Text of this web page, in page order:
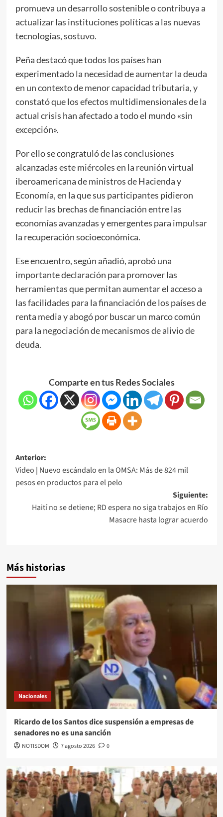
promueva un desarrollo sostenible o contribuya a
actualizar las instituciones políticas a las nuevas
tecnologías, sostuvo.
Peña destacó que todos los países han
experimentado la necesidad de aumentar la deuda
en un contexto de menor capacidad tributaria, y
constató que los efectos multidimensionales de la
actual crisis han afectado a todo el mundo «sin
excepción».
Por ello se congratuló de las conclusiones
alcanzadas este miércoles en la reunión virtual
iberoamericana de ministros de Hacienda y
Economía, en la que sus participantes pidieron
reducir las brechas de financiación entre las
economías avanzadas y emergentes para impulsar
la recuperación socioeconómica.
Ese encuentro, según añadió, aprobó una
importante declaración para promover las
herramientas que permitan aumentar el acceso a
las facilidades para la financiación de los países de
renta media y abogó por buscar un marco común
para la negociación de mecanismos de alivio de
deuda.
Comparte en tus Redes Sociales
Anterior:
Video | Nuevo escándalo en la OMSA: Más de 824 mil
pesos en productos para el pelo
Siguiente:
Haití no se detiene; RD espera no siga trabajos en Río
Masacre hasta lograr acuerdo
Más historias
Nacionales
Ricardo de los Santos dice suspensión a empresas de
senadores no es una sanción
NOTISDOM 7 agosto 2026 0